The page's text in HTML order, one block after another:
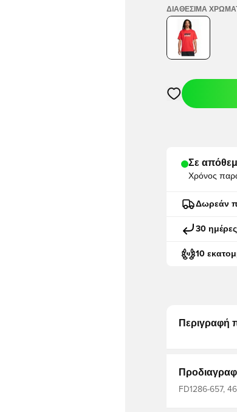
ΔΙΑΘΈΣΙΜΑ
Ανοίγει ένα
Σε
Χρόνος
Δωρεάν
30
10
Περιγραφή
FD1286-657,